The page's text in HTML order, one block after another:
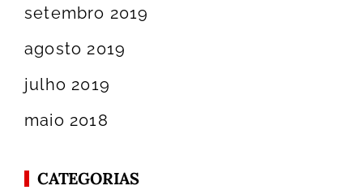
setembro 2019
agosto 2019
julho 2019
maio 2018
CATEGORIAS